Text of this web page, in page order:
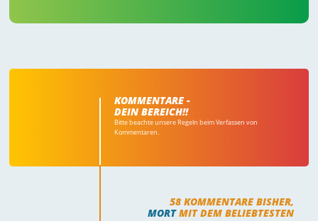
KOMMENTARE -
DEIN BEREICH!!
Bitte beachte unsere Regeln beim Verfassen von
Kommentaren.
58 KOMMENTARE BISHER,
MORTMIT DEM BELIEBTESTEN